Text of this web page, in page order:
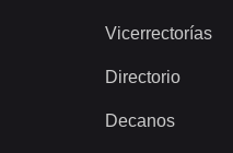
Vicerrectorías
Directorio
Decanos